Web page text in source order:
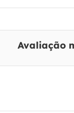
Avaliação